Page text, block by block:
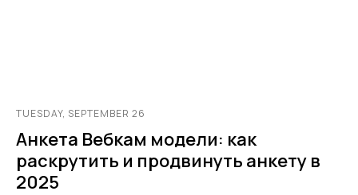
TUESDAY, SEPTEMBER 26
Анкета Вебкам модели: как
раскрутить и продвинуть анкету в
2025